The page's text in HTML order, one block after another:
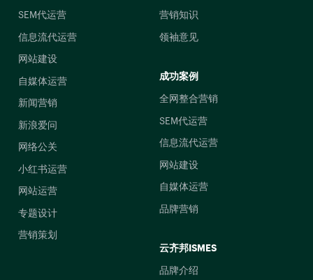
SEM代运营
信息流代运营
网站建设
自媒体运营
新闻营销
新浪爱问
网络公关
小红书运营
网站运营
专题设计
营销策划
营销知识
领袖意见
成功案例
全网整合营销
SEM代运营
信息流代运营
网站建设
自媒体运营
品牌营销
云齐邦ISMES
品牌介绍